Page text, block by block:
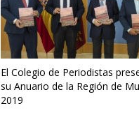
El Colegio de Periodistas
su Anuario de la Región de
2019